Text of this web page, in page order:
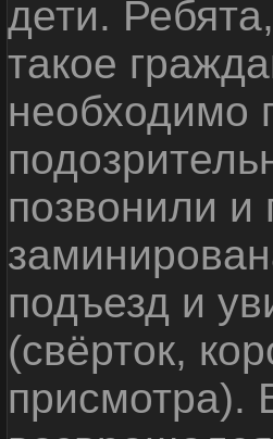
дети.
такое
необходимо
позвонили и
подъезд и
(свёрток,
присмотра).